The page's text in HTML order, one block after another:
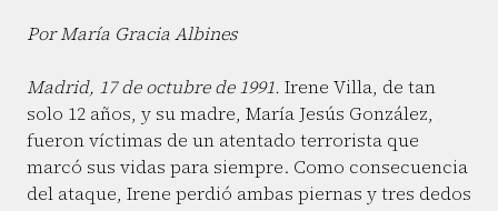
Por María Gracia Albines
Madrid, 17 de octubre de 1991. Irene Villa, de tan
solo 12 años, y su madre, María Jesús González,
fueron víctimas de un atentado terrorista que
marcó sus vidas para siempre. Como consecuencia
del ataque, Irene perdió ambas piernas y tres dedos